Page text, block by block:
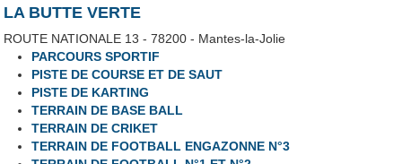
LA BUTTE VERTE
ROUTE NATIONALE 13 - 78200 - Mantes-la-Jolie
PARCOURS SPORTIF
PISTE DE COURSE ET DE SAUT
PISTE DE KARTING
TERRAIN DE BASE BALL
TERRAIN DE CRIKET
TERRAIN DE FOOTBALL ENGAZONNE N°3